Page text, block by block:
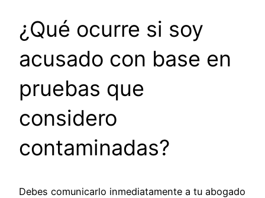
¿Qué ocurre si soy
acusado con base en
pruebas que
considero
contaminadas?
Debes comunicarlo inmediatamente a tu abogado